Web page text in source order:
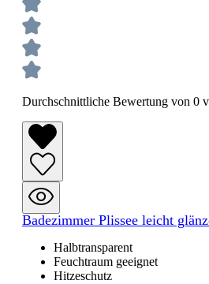
Durchschnittliche Bewertung von 0
Badezimmer Plissee leicht
Halbtransparent
Feuchtraum geeignet
Hitzeschutz